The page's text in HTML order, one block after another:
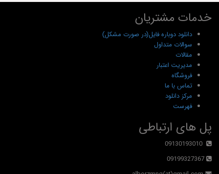
خدمات مشتریان
دانلود دوباره فایل(در صورت مشکل)
سوالات متداول
مقالات
مدیریت اعتبار
فروشگاه
تماس با ما
مرکز دانلود
فهرست
پل های ارتباطی
09130193010
09199327367